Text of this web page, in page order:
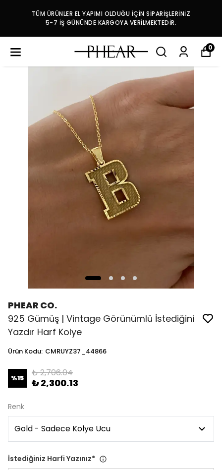
TÜM ÜRÜNLER EL YAPIMI OLDUĞU İÇİN SİPARİŞLERİNİZ
5-7 İŞ GÜNÜNDE KARGOYA VERİLMEKTEDİR.
0
PHEAR CO.
925 Gümüş | Vintage Görünümlü İstediğini
Yazdır Harf Kolye
Ürün Kodu: CMRUYZ37_44866
%15 ₺ 2,706.04
₺ 2,300.13
Renk
İstediğiniz Harfi Yazınız*